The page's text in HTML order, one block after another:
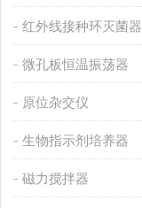
红外线接种环灭菌器
微孔板恒温振荡器
原位杂交仪
生物指示剂培养器
磁力搅拌器